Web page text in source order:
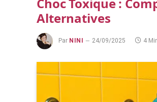
Alternatives
Par NINI 24/09/2025 4